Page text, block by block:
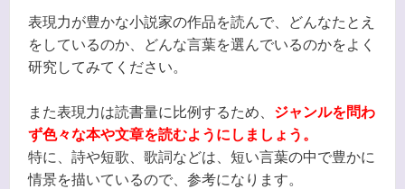
表現力が豊かな小説家の作品を読んで、どんなたとえ
をしているのか、どんな言葉を選んでいるのかをよく
研究してみてください。
また表現力は読書量に比例するため、 ジャンルを問わ
ず色々な本や文章を読むようにしましょう。
特に、詩や短歌、歌詞などは、短い言葉の中で豊かに
情景を描いているので、参考になります。